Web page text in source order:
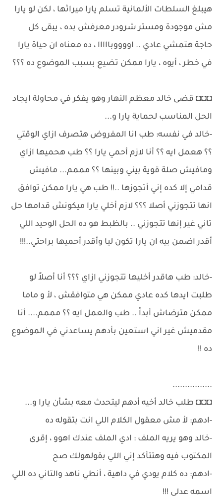
هيبلغ السلطات الألمانية تسلم يارا ميراثها ، لكن لو يارا
مش موجودة ومستر شرودر معرفش بده ، يبقى كل
حاجة هتمشي عادي .. اووووبااااا ، ده معناه ان حياة يارا
في خطر ، أيوه ، يارا ممكن تضيع بسبب الموضوع ده ؟؟؟
◘◘◘ قضى خالد معظم النهار وهو يفكر في محاولة ايجاد
الحل المناسب لحماية يارا و...
-خالد في نفسه: طب انا المفروض هتصرف ازاي الوقتي
؟؟ هعمل ايه ؟؟ أنا لازم أحمي يارا ؟؟ طب هحميها ازاي
ومافيش صلة قوية بيني وبينها ؟؟ مممم... مافيش
قدامي إلا كده إني أتجوزها ..!! طب هي يارا ممكن توافق
انها تتجوزني أصلا ؟؟؟ لازم أخلي يارا ميكونش قدامها حل
تاني غير إنها تتجوزني .. بالظبط هو ده الحل الوحيد اللي
أقدر اضمن بيه ان يارا تكون ليا وأقدر أحميها براحتي..!!!
-خالد: طب هاقدر أخليها تتجوزني ازاي ؟؟؟ أنا أصلاً لو
طلبت ايدها كده عادي ممكن هي متوافقش ، لأ و ماما
ممكن مترضاش أبداً .. طب والعمل ايه ؟؟ مممم.... أنا
مقدميش غير اني استعين بأدهم يساعدني في الموضوع
ده !!
................
◘◘◘ طلب خالد أخيه أدهم ليتحدث معه بشأن يارا و...
-ادهم: لأ مش معقول الكلام اللي انت بتقوله ده
-خالد وهو يريه الملف : ادي الملف عندك اهوو ، إقرى
المكتوب فيه وهتتأكد إني اللي بقولهولك صح
-ادهم: ده كلام يودي في داهية ، أنطي ناهد والتاني ده اللي
اسمه عدلي !!!